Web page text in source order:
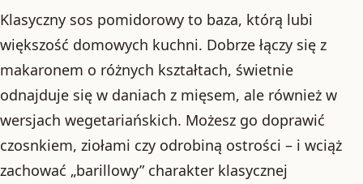
Klasyczny sos pomidorowy to baza, którą lubi
większość domowych kuchni. Dobrze łączy się z
makaronem o różnych kształtach, świetnie
odnajduje się w daniach z mięsem, ale również w
wersjach wegetariańskich. Możesz go doprawić
czosnkiem, ziołami czy odrobiną ostrości – i wciąż
zachować „barillowy” charakter klasycznej